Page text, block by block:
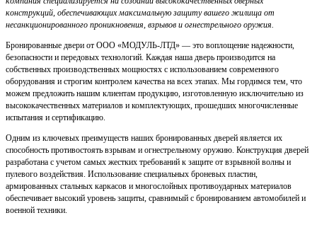
конструкций, обеспечивающих максимальную защиту вашего жилища от
несанкционированного проникновения, взрывов и огнестрельного оружия.
Бронированные двери от ООО «МОДУЛЬ-ЛТД» — это воплощение надежности,
безопасности и передовых технологий. Каждая наша дверь производится на
собственных производственных мощностях с использованием современного
оборудования и строгим контролем качества на всех этапах. Мы гордимся тем, что
можем предложить нашим клиентам продукцию, изготовленную исключительно из
высококачественных материалов и комплектующих, прошедших многочисленные
испытания и сертификацию.
Одним из ключевых преимуществ наших бронированных дверей является их
способность противостоять взрывам и огнестрельному оружию. Конструкция дверей
разработана с учетом самых жестких требований к защите от взрывной волны и
пулевого воздействия. Использование специальных броневых пластин,
армированных стальных каркасов и многослойных противоударных материалов
обеспечивает высокий уровень защиты, сравнимый с бронированием автомобилей и
военной техники.